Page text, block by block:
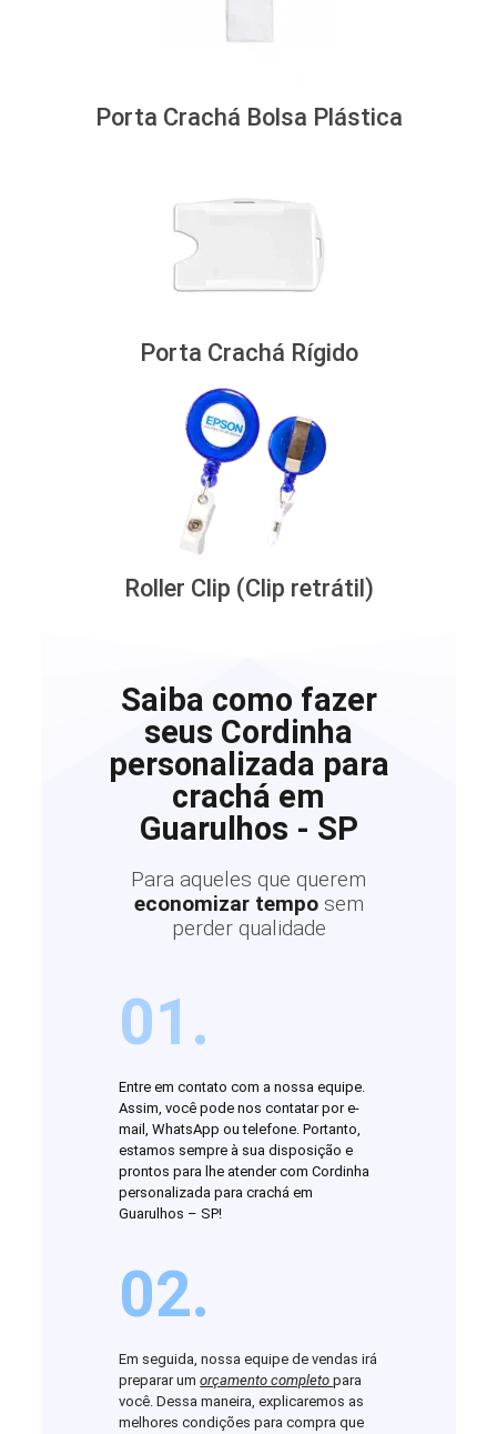
Porta Crachá Bolsa Plástica
Porta Crachá Rígido
Roller Clip (Clip retrátil)
Saiba como fazer
seus Cordinha
personalizada para
crachá em
Guarulhos - SP
Para aqueles que querem
economizar tempo sem
perder qualidade
01.
Entre em contato com a nossa equipe.
Assim, você pode nos contatar por e-
mail, WhatsApp ou telefone. Portanto,
estamos sempre à sua disposição e
prontos para lhe atender com Cordinha
personalizada para crachá em
Guarulhos – SP!
02.
Em seguida, nossa equipe de vendas irá
preparar umorçamento completopara
você. Dessa maneira, explicaremos as
melhores condições para compra que